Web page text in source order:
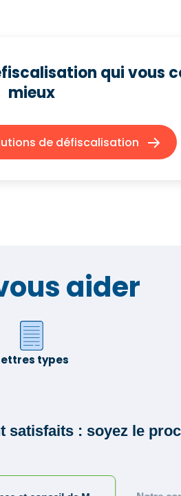
quivous
mieux
de défiscalisation
aider
types